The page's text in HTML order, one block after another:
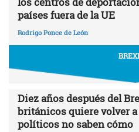
países fuera de la UE
Rodrigo Ponce de León
Diez años después del
británicos quiere volver a
políticos no saben cómo